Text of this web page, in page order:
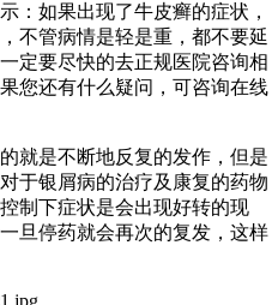
：如果出现了牛皮癣的症状，
不管病情是轻是重，都不要延
定要尽快的去正规医院咨询相
您还有什么疑问，可咨询在线
就是不断地反复的发作，但是
于银屑病的治疗及康复的药物
制下症状是会出现好转的现
旦停药就会再次的复发，这样